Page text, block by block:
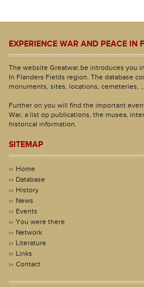
EXPERIENCE WAR AND PEACE IN
The website Greatwar.be introduces you
In Flanders Fields region. The database
monuments, sites, locations, cemeteries,
Further on you will find the important
War, a list op publications, the musea,
historical information.
SITEMAP
Home
Database
History
News
Events
You were there
Network
Literature
Links
Contact